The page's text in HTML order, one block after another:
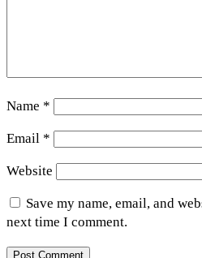
Name *
Email *
Website
Save my name, email, and
next time I comment.